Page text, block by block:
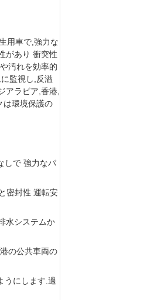
用車で,強力な
があり 衝突性
汚れを効率的
監視し,反溢
アラビア,香港,
は環境保護の
しで 強力なパ
密封性 運転安
水システムか
の公共車両の
うにします.過